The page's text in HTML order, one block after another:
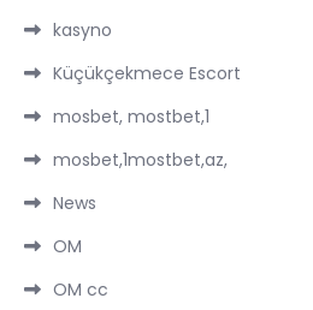
kasyno
Küçükçekmece Escort
mosbet, mostbet,1
mosbet,1mostbet,az,
News
OM
OM cc